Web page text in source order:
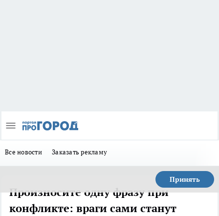
Все новости Заказать рекламу
Принять
Произносите одну фразу при
конфликте: враги сами станут